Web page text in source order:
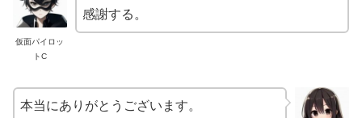
仮面パイロッ
トC
感謝する。
本当にありがとうございます。